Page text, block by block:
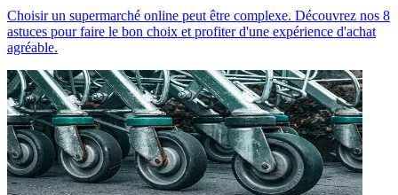
Choisir un supermarché online peut être complexe. Découvrez nos 8
astuces pour faire le bon choix et profiter d'une expérience d'achat
agréable.